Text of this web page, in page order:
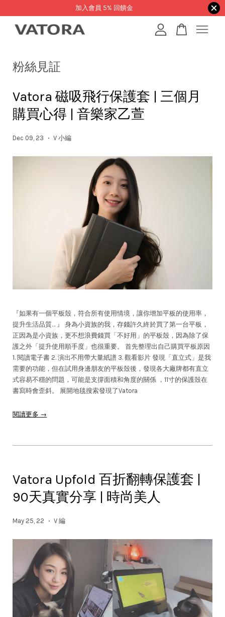
加入會員 5% 回饋金
粉絲見証
Vatora 磁吸飛行保護套 | 三個月
購買心得 | 音樂家乙萱
Dec 09, 23 • V 小編
『如果有一個平板殼，符合所有使用情境，讓你增加平板的使用率，
提升生活品質… 』 身為小資族的我，存錢許久終於買了第一台平板，
正因為是小資族，更不想浪費錢買「不好用」的平板殼，因為除了保
護之外「提升使用順手度」也很重要。 首先整理出自己購買平板原因
1. 閱讀電子書 2. 演出不用帶大量紙譜 3. 觀看影片 發現「直立式」是我
需要的功能，但在試用身邊朋友的平板殼後，發現各大廠牌都有直立
式容易不穩的問題，可能是支撐面積和角度的關係 ，11寸的保護殼在
書寫時會歪斜。 展開地毯搜索發現了Vatora
閱讀更多 →
Vatora Upfold 百折翻轉保護套 |
90天真實分享 | 時尚美人
May 25, 22 • V 編